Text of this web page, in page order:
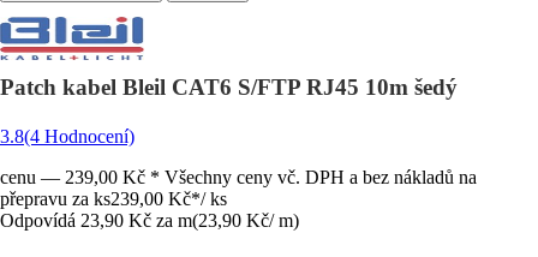
Patch kabel Bleil CAT6 S/FTP RJ45 10m šedý
3.8(4 Hodnocení)
cenu — 239,00 Kč * Všechny ceny vč. DPH a bez nákladů na
přepravu za ks239,00 Kč*/ ks
Odpovídá 23,90 Kč za m(23,90 Kč/ m)